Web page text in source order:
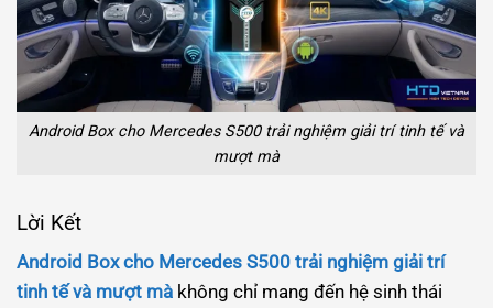
Android Box cho Mercedes S500 trải nghiệm giải trí tinh tế và
mượt mà
Lời Kết
Android Box cho Mercedes S500 trải nghiệm giải trí
tinh tế và mượt mà không chỉ mang đến hệ sinh thái